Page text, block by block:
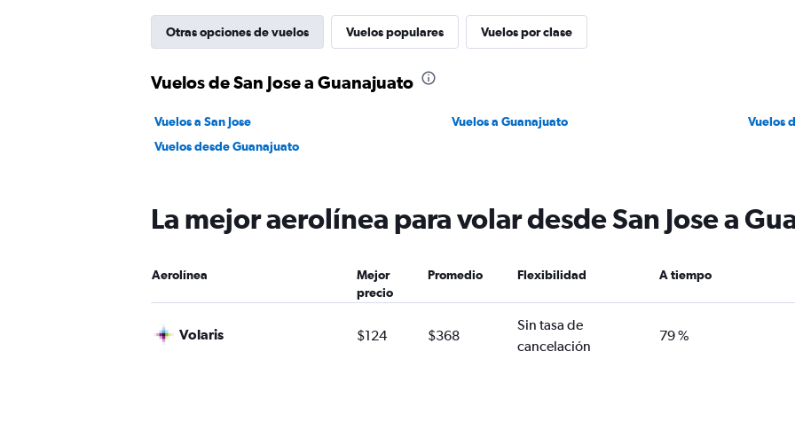
Otras opciones de vuelos Vuelos populares Vuelos por clase
Vuelos de San Jose a Guanajuato
Vuelos a San Jose Vuelos a Guanajuato
Vuelos
Vuelos desde Guanajuato
La mejor aerolínea para volar desde San Jose a
Aerolínea
Mejor
precio
Promedio Flexibilidad A tiempo
Volaris $124 $368
Sin tasa de
cancelación
79 %